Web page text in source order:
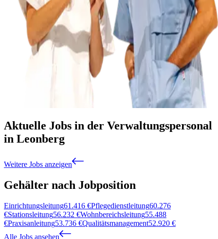
Aktuelle Jobs in der Verwaltungspersonal
in Leonberg
Weitere Jobs anzeigen
Gehälter nach Jobposition
Einrichtungsleitung61.416 €Pflegedienstleitung60.276
€Stationsleitung56.232 €Wohnbereichsleitung55.488
€Praxisanleitung53.736 €Qualitätsmanagement52.920 €
Alle Jobs ansehen